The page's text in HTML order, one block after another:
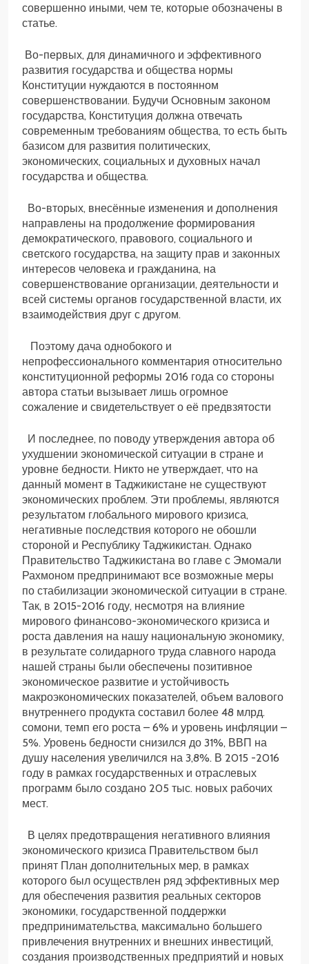
совершенно иными, чем те, которые обозначены в
статье.
Во-первых, для динамичного и эффективного
развития государства и общества нормы
Конституции нуждаются в постоянном
совершенствовании. Будучи Основным законом
государства, Конституция должна отвечать
современным требованиям общества, то есть быть
базисом для развития политических,
экономических, социальных и духовных начал
государства и общества.
Во-вторых, внесённые изменения и дополнения
направлены на продолжение формирования
демократического, правового, социального и
светского государства, на защиту прав и законных
интересов человека и гражданина, на
совершенствование организации, деятельности и
всей системы органов государственной власти, их
взаимодействия друг с другом.
Поэтому дача однобокого и
непрофессионального комментария относительно
конституционной реформы 2016 года со стороны
автора статьи вызывает лишь огромное
сожаление и свидетельствует о её предвзятости
И последнее, по поводу утверждения автора об
ухудшении экономической ситуации в стране и
уровне бедности. Никто не утверждает, что на
данный момент в Таджикистане не существуют
экономических проблем. Эти проблемы, являются
результатом глобального мирового кризиса,
негативные последствия которого не обошли
стороной и Республику Таджикистан. Однако
Правительство Таджикистана во главе с Эмомали
Рахмоном предпринимают все возможные меры
по стабилизации экономической ситуации в стране.
Так, в 2015-2016 году, несмотря на влияние
мирового финансово-экономического кризиса и
роста давления на нашу национальную экономику,
в результате солидарного труда славного народа
нашей страны были обеспечены позитивное
экономическое развитие и устойчивость
макроэкономических показателей, объем валового
внутреннего продукта составил более 48 млрд.
сомони, темп его роста – 6% и уровень инфляции –
5%. Уровень бедности снизился до 31%, ВВП на
душу населения увеличился на 3,8%. В 2015 -2016
году в рамках государственных и отраслевых
программ было создано 205 тыс. новых рабочих
мест.
В целях предотвращения негативного влияния
экономического кризиса Правительством был
принят План дополнительных мер, в рамках
которого был осуществлен ряд эффективных мер
для обеспечения развития реальных секторов
экономики, государственной поддержки
предпринимательства, максимально большего
привлечения внутренних и внешних инвестиций,
создания производственных предприятий и новых